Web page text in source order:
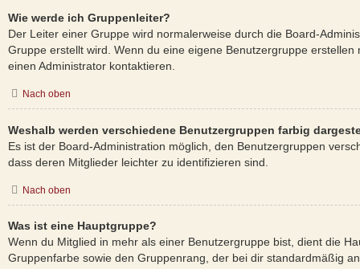
Wie werde ich Gruppenleiter?
Der Leiter einer Gruppe wird normalerweise durch die Board-
Gruppe erstellt wird. Wenn du eine eigene Benutzergruppe erstellen
einen Administrator kontaktieren.
Nach oben
Weshalb werden verschiedene Benutzergruppen farbig
Es ist der Board-Administration möglich, den Benutzergruppen
dass deren Mitglieder leichter zu identifizieren sind.
Nach oben
Was ist eine Hauptgruppe?
Wenn du Mitglied in mehr als einer Benutzergruppe bist, dient die
Gruppenfarbe sowie den Gruppenrang, der bei dir standardmäßig